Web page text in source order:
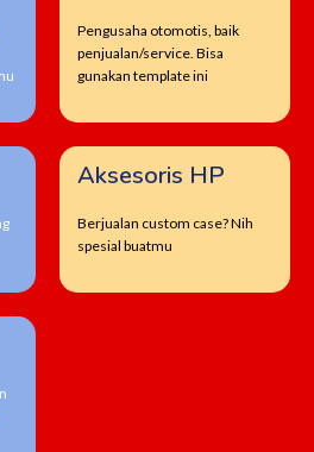
Pengusaha otomotis, baik
penjualan/service. Bisa
gunakan template ini
Aksesoris HP
Berjualan custom case? Nih
spesial buatmu